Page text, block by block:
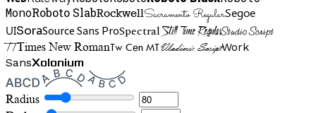
MonoRoboto SlabRockwellSacramento RegularSegoe
UISoraSource Sans ProSpectralStill Time RegularStudio Script
TTTimes New RomanTw Cen MTVladimir ScriptWork
SansXolonium
Radius